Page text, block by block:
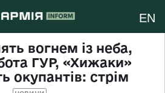
EN
вогнем із неба,
ГУР, «Хижаки»
окупантів: стрім